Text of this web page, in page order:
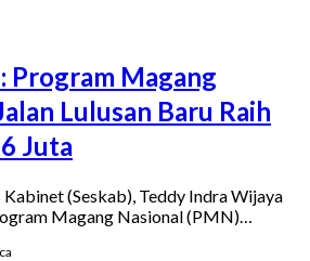
Program Magang
Lulusan Baru Raih
Juta
(Seskab), Teddy Indra Wijaya
Magang Nasional (PMN)…